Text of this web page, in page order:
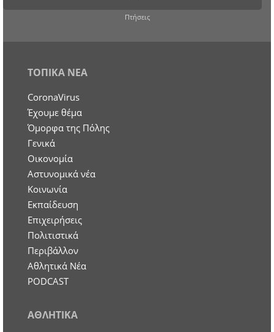
Πτήσεις
ΤΟΠΙΚΑ ΝΕΑ
CoronaVirus
Έχουμε θέμα
Όμορφα της Πόλης
Γενικά
Οικονομία
Aστυνομικά νέα
Κοινωνία
Εκπαίδευση
Επιχειρήσεις
Πολιτιστικά
Περιβάλλον
Αθλητικά Νέα
PODCAST
ΑΘΛΗΤΙΚΑ